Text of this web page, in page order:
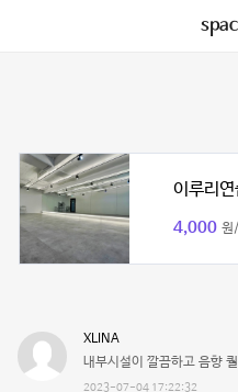
이루리
4,000 원
XLINA
내부시설이 깔끔하고 음향
2023-07-04 17:22:32